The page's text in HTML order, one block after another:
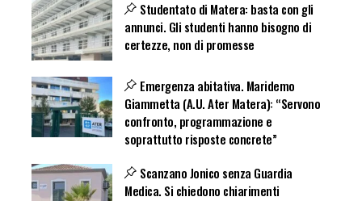
Studentato di Matera: basta con gli
annunci. Gli studenti hanno bisogno di
certezze, non di promesse
Emergenza abitativa. Maridemo
Giammetta (A.U. Ater Matera): “Servono
confronto, programmazione e
soprattutto risposte concrete”
Scanzano Jonico senza Guardia
Medica. Si chiedono chiarimenti